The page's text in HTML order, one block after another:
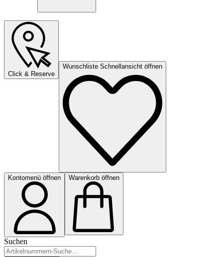
Click & Reserve
Wunschliste Schnellansicht öffnen
Kontomenü öffnen Warenkorb öffnen
Suchen